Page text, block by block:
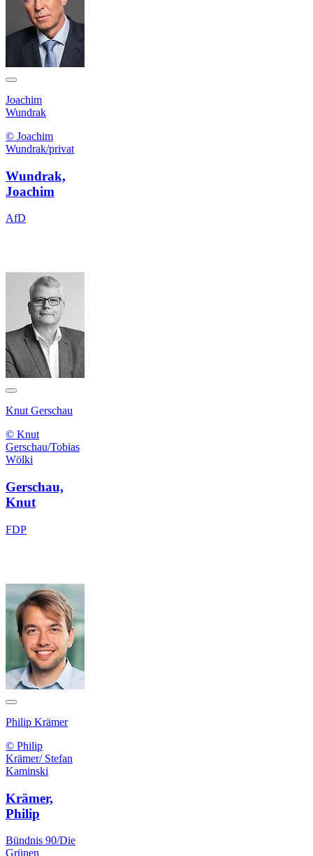
Joachim
Wundrak
© Joachim
Wundrak/privat
Wundrak,
Joachim
AfD
Knut Gerschau
© Knut
Gerschau/Tobias
Wölki
Gerschau,
Knut
FDP
Philip Krämer
© Philip
Krämer/ Stefan
Kaminski
Krämer,
Philip
Bündnis 90/Die
Grünen